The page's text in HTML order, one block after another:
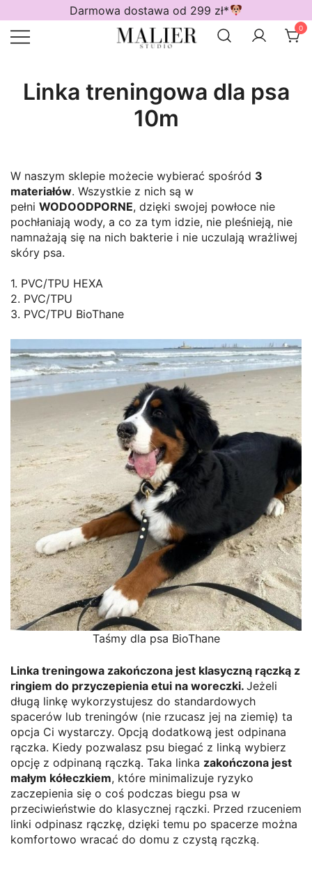
do
treści
Darmowa dostawa od 299 zł*
0
Linka treningowa dla psa
10m
W naszym sklepie możecie wybierać spośród 3
materiałów. Wszystkie z nich są w
pełni WODOODPORNE, dzięki swojej powłoce nie
pochłaniają wody, a co za tym idzie, nie pleśnieją, nie
namnażają się na nich bakterie i nie uczulają wrażliwej
skóry psa.
1. PVC/TPU HEXA
2. PVC/TPU
3. PVC/TPU BioThane
Taśmy dla psa BioThane
Linka treningowa zakończona jest klasyczną rączką z
ringiem do przyczepienia etui na woreczki. Jeżeli
długą linkę wykorzystujesz do standardowych
spacerów lub treningów (nie rzucasz jej na ziemię) ta
opcja Ci wystarczy. Opcją dodatkową jest odpinana
rączka. Kiedy pozwalasz psu biegać z linką wybierz
opcję z odpinaną rączką. Taka linka zakończona jest
małym kółeczkiem, które minimalizuje ryzyko
zaczepienia się o coś podczas biegu psa w
przeciwieństwie do klasycznej rączki. Przed rzuceniem
linki odpinasz rączkę, dzięki temu po spacerze można
komfortowo wracać do domu z czystą rączką.